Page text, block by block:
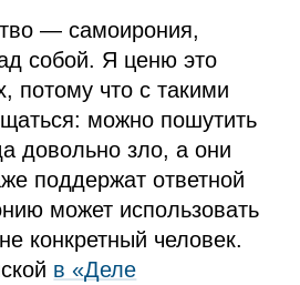
— самоирония,
собой. Я ценю это
потому что с такими
можно пошутить
довольно зло, а они
поддержат ответной
может использовать
конкретный человек.
в «Деле